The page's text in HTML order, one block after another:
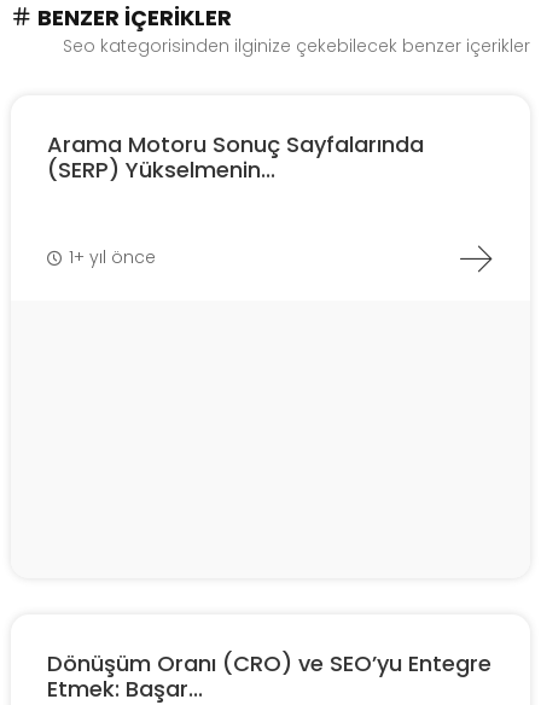
BENZER İÇERIKLER
Seo kategorisinden ilginize çekebilecek benzer içerikler
Arama Motoru Sonuç Sayfalarında
(SERP) Yükselmenin...
1+ yıl önce
Dönüşüm Oranı (CRO) ve SEO’yu Entegre
Etmek: Başar...